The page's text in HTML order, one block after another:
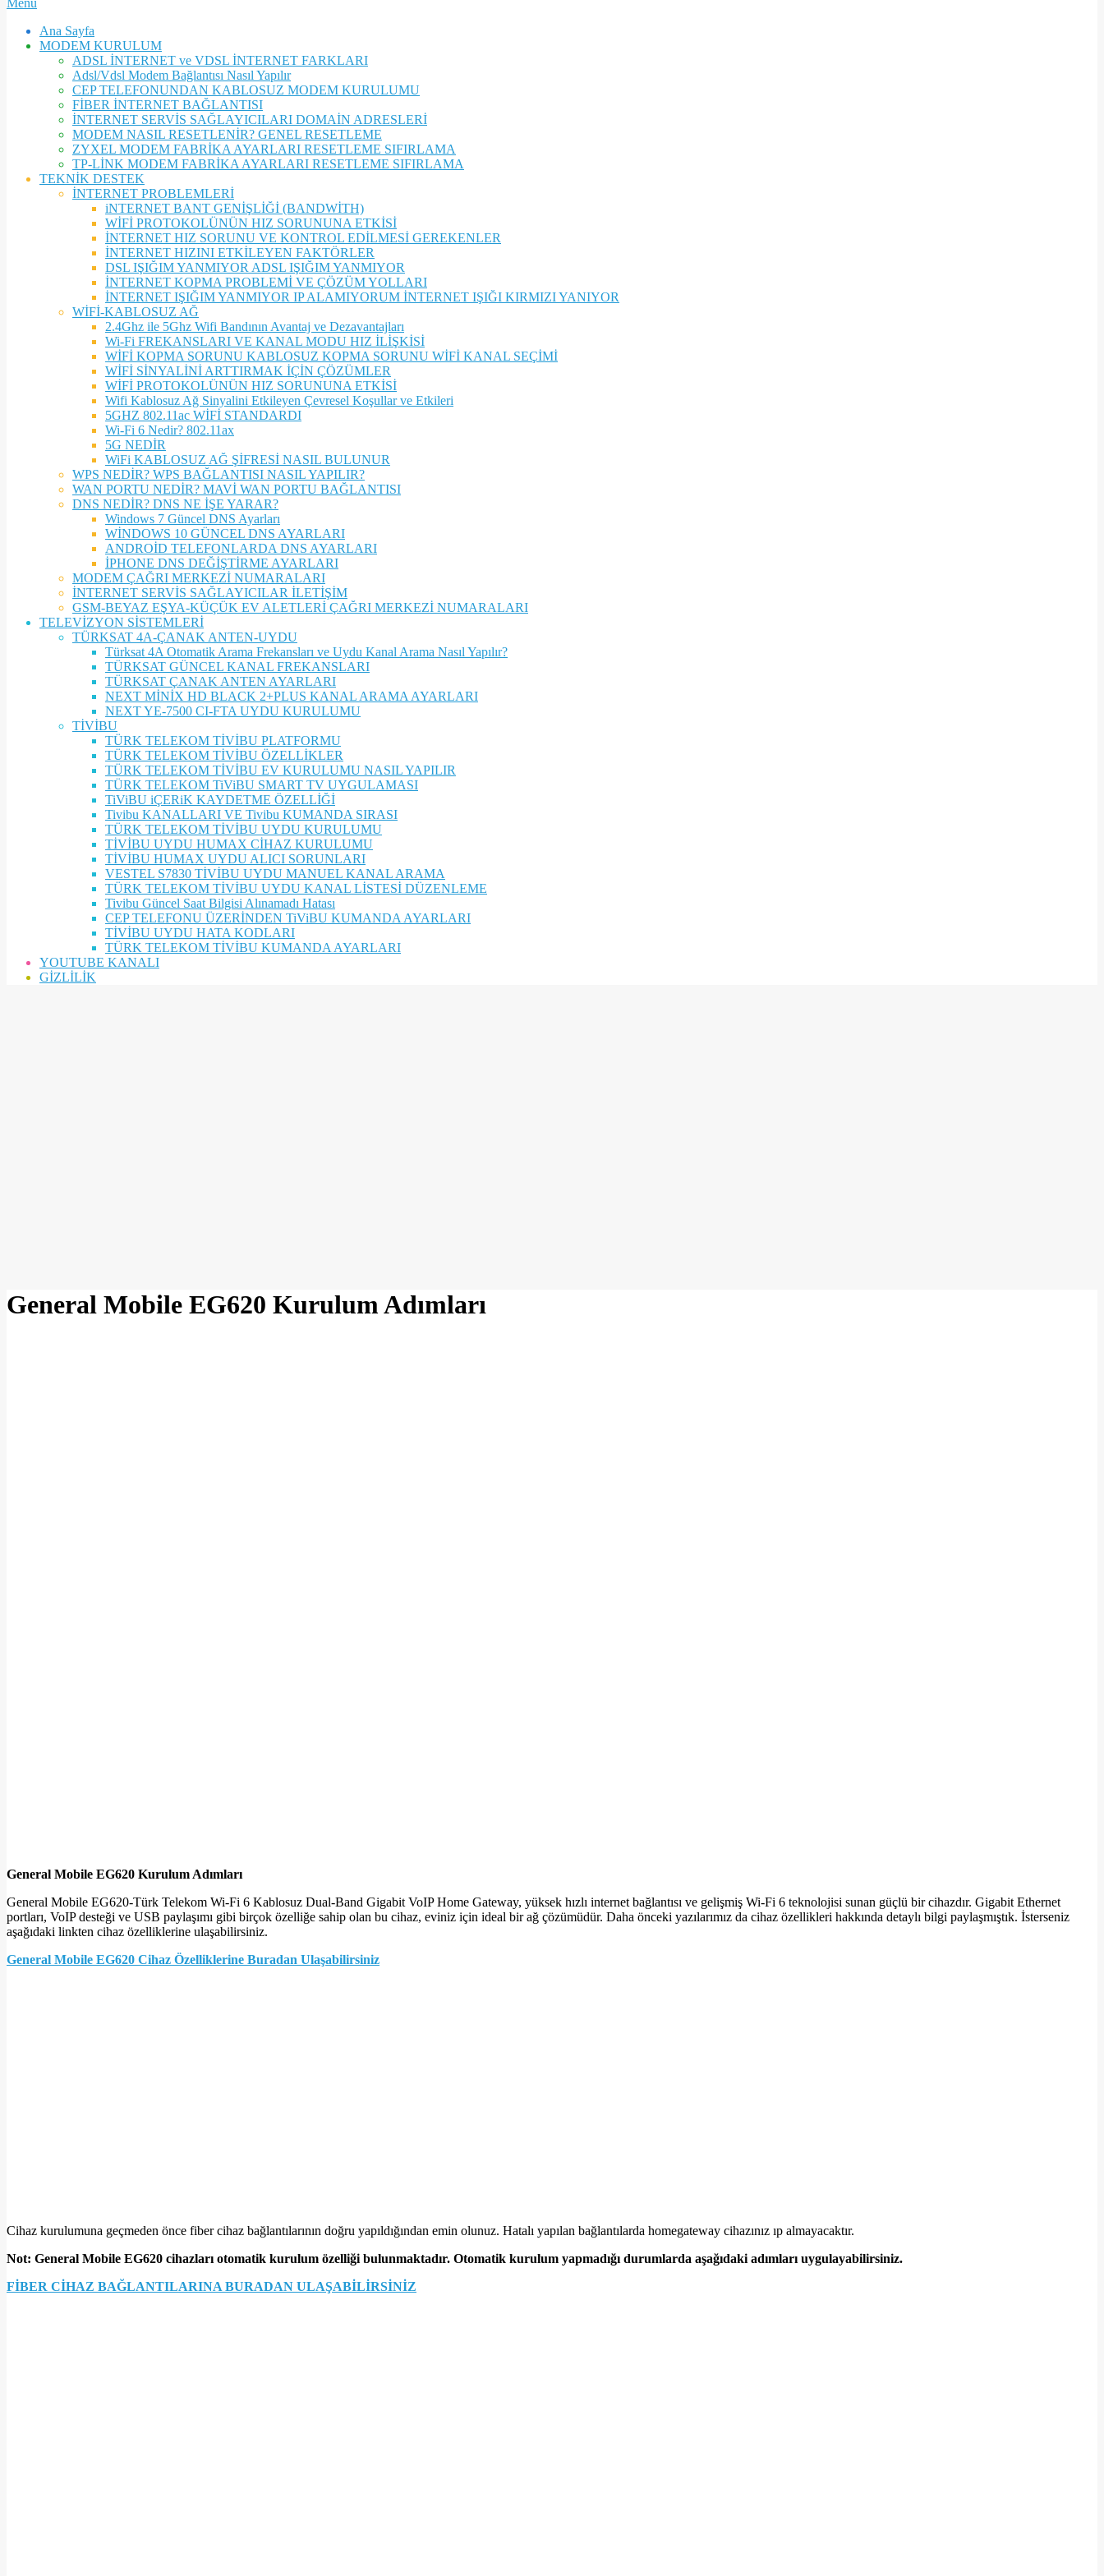
Menu
Ana Sayfa
MODEM KURULUM
ADSL İNTERNET ve VDSL İNTERNET FARKLARI
Adsl/Vdsl Modem Bağlantısı Nasıl Yapılır
CEP TELEFONUNDAN KABLOSUZ MODEM KURULUMU
FİBER İNTERNET BAĞLANTISI
İNTERNET SERVİS SAĞLAYICILARI DOMAİN ADRESLERİ
MODEM NASIL RESETLENİR? GENEL RESETLEME
ZYXEL MODEM FABRİKA AYARLARI RESETLEME SIFIRLAMA
TP-LİNK MODEM FABRİKA AYARLARI RESETLEME SIFIRLAMA
TEKNİK DESTEK
İNTERNET PROBLEMLERİ
iNTERNET BANT GENİŞLİĞİ (BANDWİTH)
WİFİ PROTOKOLÜNÜN HIZ SORUNUNA ETKİSİ
İNTERNET HIZ SORUNU VE KONTROL EDİLMESİ GEREKENLER
İNTERNET HIZINI ETKİLEYEN FAKTÖRLER
DSL IŞIĞIM YANMIYOR ADSL IŞIĞIM YANMIYOR
İNTERNET KOPMA PROBLEMİ VE ÇÖZÜM YOLLARI
İNTERNET IŞIĞIM YANMIYOR IP ALAMIYORUM İNTERNET IŞIĞI KIRMIZI YANIYOR
WİFİ-KABLOSUZ AĞ
2.4Ghz ile 5Ghz Wifi Bandının Avantaj ve Dezavantajları
Wi-Fi FREKANSLARI VE KANAL MODU HIZ İLİŞKİSİ
WİFİ KOPMA SORUNU KABLOSUZ KOPMA SORUNU WİFİ KANAL SEÇİMİ
WİFİ SİNYALİNİ ARTTIRMAK İÇİN ÇÖZÜMLER
WİFİ PROTOKOLÜNÜN HIZ SORUNUNA ETKİSİ
Wifi Kablosuz Ağ Sinyalini Etkileyen Çevresel Koşullar ve Etkileri
5GHZ 802.11ac WİFİ STANDARDI
Wi-Fi 6 Nedir? 802.11ax
5G NEDİR
WiFi KABLOSUZ AĞ ŞİFRESİ NASIL BULUNUR
WPS NEDİR? WPS BAĞLANTISI NASIL YAPILIR?
WAN PORTU NEDİR? MAVİ WAN PORTU BAĞLANTISI
DNS NEDİR? DNS NE İŞE YARAR?
Windows 7 Güncel DNS Ayarları
WİNDOWS 10 GÜNCEL DNS AYARLARI
ANDROİD TELEFONLARDA DNS AYARLARI
İPHONE DNS DEĞİŞTİRME AYARLARI
MODEM ÇAĞRI MERKEZİ NUMARALARI
İNTERNET SERVİS SAĞLAYICILAR İLETİŞİM
GSM-BEYAZ EŞYA-KÜÇÜK EV ALETLERİ ÇAĞRI MERKEZİ NUMARALARI
TELEVİZYON SİSTEMLERİ
TÜRKSAT 4A-ÇANAK ANTEN-UYDU
Türksat 4A Otomatik Arama Frekansları ve Uydu Kanal Arama Nasıl Yapılır?
TÜRKSAT GÜNCEL KANAL FREKANSLARI
TÜRKSAT ÇANAK ANTEN AYARLARI
NEXT MİNİX HD BLACK 2+PLUS KANAL ARAMA AYARLARI
NEXT YE-7500 CI-FTA UYDU KURULUMU
TİVİBU
TÜRK TELEKOM TİVİBU PLATFORMU
TÜRK TELEKOM TİVİBU ÖZELLİKLER
TÜRK TELEKOM TİVİBU EV KURULUMU NASIL YAPILIR
TÜRK TELEKOM TiViBU SMART TV UYGULAMASI
TiViBU iÇERiK KAYDETME ÖZELLİĞİ
Tivibu KANALLARI VE Tivibu KUMANDA SIRASI
TÜRK TELEKOM TİVİBU UYDU KURULUMU
TİVİBU UYDU HUMAX CİHAZ KURULUMU
TİVİBU HUMAX UYDU ALICI SORUNLARI
VESTEL S7830 TİVİBU UYDU MANUEL KANAL ARAMA
TÜRK TELEKOM TİVİBU UYDU KANAL LİSTESİ DÜZENLEME
Tivibu Güncel Saat Bilgisi Alınamadı Hatası
CEP TELEFONU ÜZERİNDEN TiViBU KUMANDA AYARLARI
TİVİBU UYDU HATA KODLARI
TÜRK TELEKOM TİVİBU KUMANDA AYARLARI
YOUTUBE KANALI
GİZLİLİK
General Mobile EG620 Kurulum Adımları
General Mobile EG620 Kurulum Adımları
General Mobile EG620-Türk Telekom Wi-Fi 6 Kablosuz Dual-Band Gigabit VoIP Home Gateway, yüksek hızlı internet bağlantısı ve gelişmiş Wi-Fi 6 teknolojisi sunan güçlü bir cihazdır. Gigabit Ethernet
portları, VoIP desteği ve USB paylaşımı gibi birçok özelliğe sahip olan bu cihaz, eviniz için ideal bir ağ çözümüdür. Daha önceki yazılarımız da cihaz özellikleri hakkında detaylı bilgi paylaşmıştık. İsterseniz
aşağıdaki linkten cihaz özelliklerine ulaşabilirsiniz.
General Mobile EG620 Cihaz Özelliklerine Buradan Ulaşabilirsiniz
Cihaz kurulumuna geçmeden önce fiber cihaz bağlantılarının doğru yapıldığından emin olunuz. Hatalı yapılan bağlantılarda homegateway cihazınız ıp almayacaktır.
Not: General Mobile EG620 cihazları otomatik kurulum özelliği bulunmaktadır. Otomatik kurulum yapmadığı durumlarda aşağıdaki adımları uygulayabilirsiniz.
FİBER CİHAZ BAĞLANTILARINA BURADAN ULAŞABİLİRSİNİZ